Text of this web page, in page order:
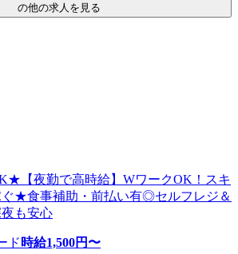
の他の求人を見る
【夜勤で高時給】WワークOK！スキ
ぐ★食事補助・前払い有◎セルフレジ＆
も安心
ド 時給1,500円〜